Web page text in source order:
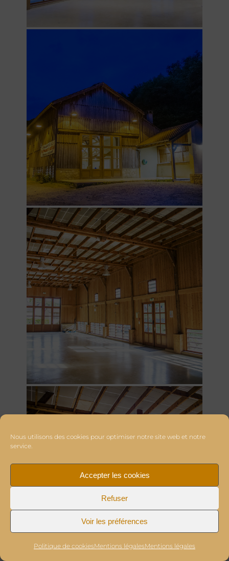
Nous utilisons des cookies pour optimiser notre site web et notre
service.
Accepter les cookies
Refuser
Voir les préférences
Politique de cookiesMentions légalesMentions légales